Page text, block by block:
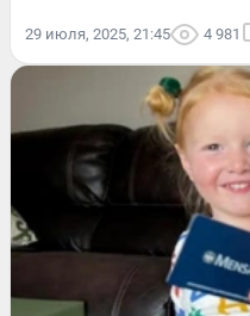
29 июля, 2025, 21:45 4 981